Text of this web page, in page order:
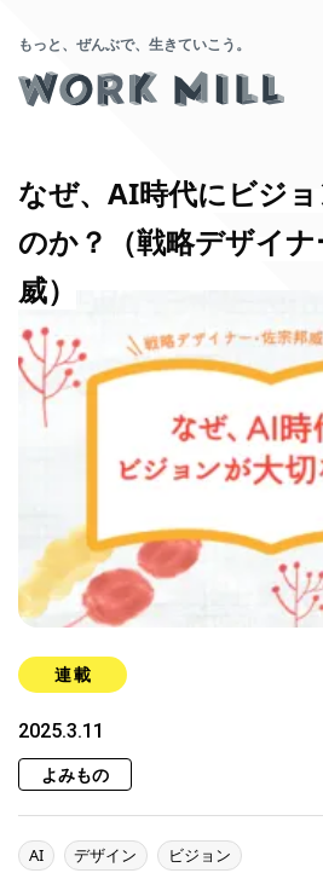
もっと、ぜんぶで、生きていこう。
なぜ、AI時代にビジ
のか？（戦略デザイ
威）
連載
2025.3.11
よみもの
AI デザイン ビジョン